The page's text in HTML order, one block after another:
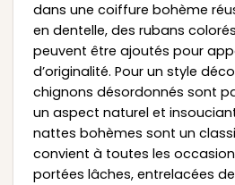
dans une coiffure bohème
en dentelle, des rubans
peuvent être ajoutés pour
d’originalité. Pour un style
chignons désordonnés sont
un aspect naturel et
nattes bohèmes sont un
convient à toutes les
portées lâches, entrelacées